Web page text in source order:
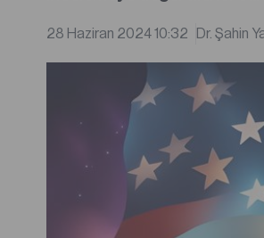
28 Haziran 2024 10:32 Dr. Şahin